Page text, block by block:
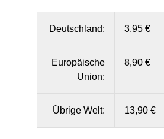
Deutschland: 3,95 €
Europäische
Union:
8,90 €
Übrige Welt: 13,90 €